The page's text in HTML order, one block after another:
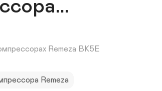
Remeza ВК5Е
Remeza